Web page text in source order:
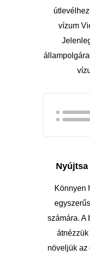
vízum
Nyújtsa
Könnyen
számára. A
növeljük az